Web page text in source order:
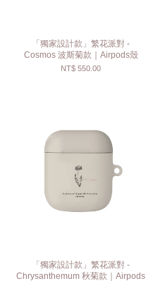
「獨家設計款」繁花派對 -
Cosmos 波斯菊款｜Airpods殼
NT$ 550.00
「獨家設計款」繁花派對 -
Chrysanthemum 秋菊款｜Airpods